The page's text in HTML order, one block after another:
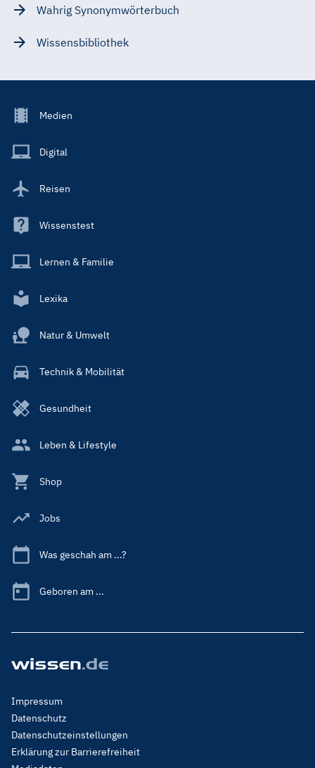
Wahrig Synonymwörterbuch
Wissensbibliothek
Footer
Main
Medien
Digital
Reisen
Wissenstest
Lernen & Familie
Lexika
Natur & Umwelt
Technik & Mobilität
Gesundheit
Leben & Lifestyle
Shop
Jobs
Was geschah am ...?
Geboren am ...
Footer
Menu
Legal
Impressum
Datenschutz
Datenschutzeinstellungen
Erklärung zur Barrierefreiheit